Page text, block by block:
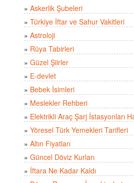
» Askerlik Şubeleri
» Türkiye İftar ve Sahur Vakitleri
» Astroloji
» Rüya Tabirleri
» Güzel Şiirler
» E-devlet
» Bebek İsimleri
» Meslekler Rehberi
» Elektrikli Araç Şarj İstasyonları
» Yöresel Türk Yemekleri Tarifleri
» Altın Fiyatları
» Güncel Döviz Kurları
» İftara Ne Kadar Kaldı